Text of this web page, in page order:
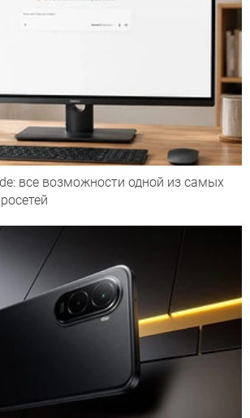
все возможности одной из самых